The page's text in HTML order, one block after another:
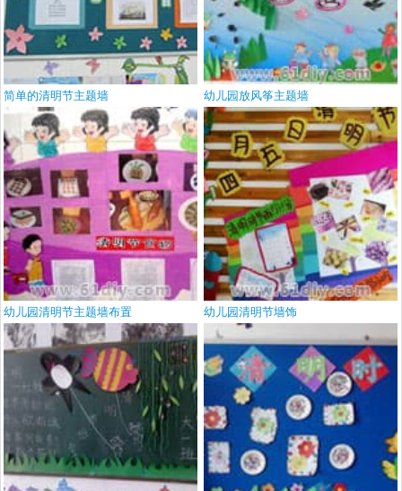
简单的清明节主题墙 幼儿园放风筝主题墙
幼儿园清明节主题墙布置 幼儿园清明节墙饰